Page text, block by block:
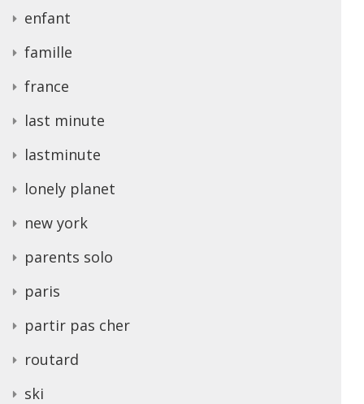
enfant
famille
france
last minute
lastminute
lonely planet
new york
parents solo
paris
partir pas cher
routard
ski